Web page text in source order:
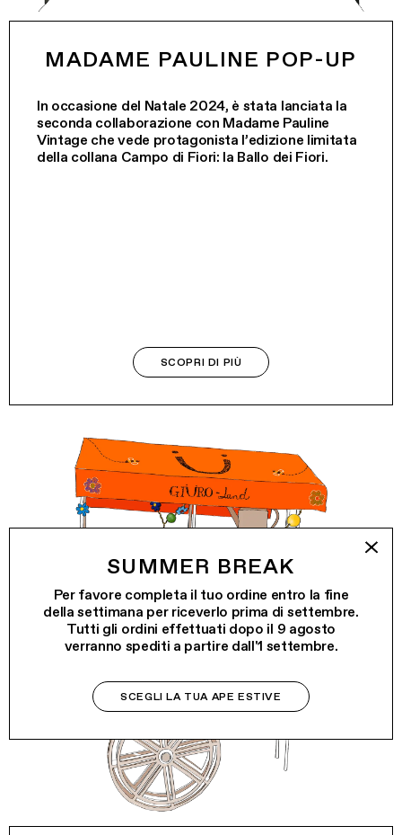
SUMMER BREAK
Per favore completa il tuo ordine entro la fine
della settimana per riceverlo prima di settembre.
Tutti gli ordini effettuati dopo il 9 agosto
verranno spediti a partire dall'1 settembre.
SCEGLI LA TUA APE ESTIVE
MADAME PAULINE POP-UP
In occasione del Natale 2024, è stata lanciata la
seconda collaborazione con Madame Pauline
Vintage che vede protagonista l’edizione limitata
della collana Campo di Fiori: la Ballo dei Fiori.
SCOPRI DI PIÙ